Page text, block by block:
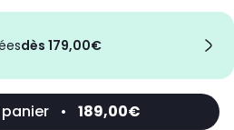
dès 179,00€
• 189,00€